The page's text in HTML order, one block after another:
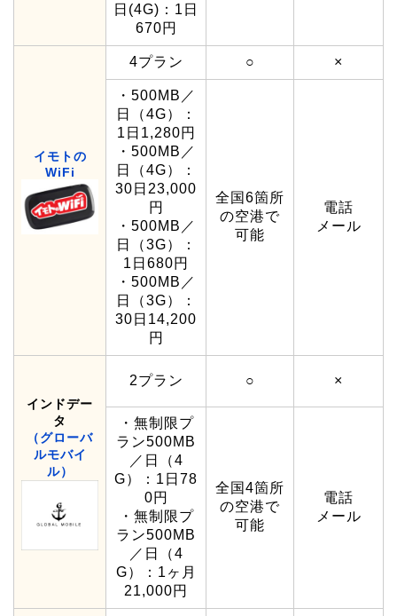
日(4G)：1日
670円
イモトの
WiFi
4プラン ○ ×
・500MB／
日（4G）：
1日1,280円
・500MB／
日（4G）：
30日23,000
円
・500MB／
日（3G）：
1日680円
・500MB／
日（3G）：
30日14,200
円
全国6箇所
の空港で
可能
電話
メール
インドデー
タ
（グローバ
ルモバイ
ル）
2プラン ○ ×
・無制限プ
ラン500MB
／日（4
G）：1日78
0円
・無制限プ
ラン500MB
／日（4
G）：1ヶ月
21,000円
全国4箇所
の空港で
可能
電話
メール